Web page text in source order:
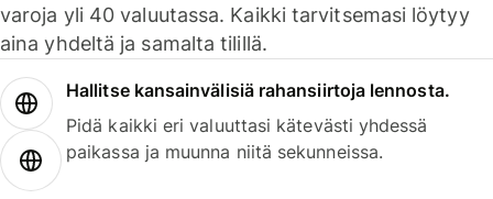
varoja yli 40 valuutassa. Kaikki tarvitsemasi löytyy
aina yhdeltä ja samalta tilillä.
Hallitse kansainvälisiä rahansiirtoja lennosta.
Pidä kaikki eri valuuttasi kätevästi yhdessä
paikassa ja muunna niitä sekunneissa.